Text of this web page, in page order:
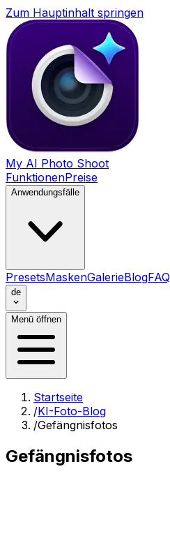
Zum Hauptinhalt springen
My AI Photo Shoot
FunktionenPreise
Anwendungsfälle
PresetsMaskenGalerieBlogFAQ
de
Menü öffnen
Startseite
/KI-Foto-Blog
/Gefängnisfotos
Gefängnisfotos